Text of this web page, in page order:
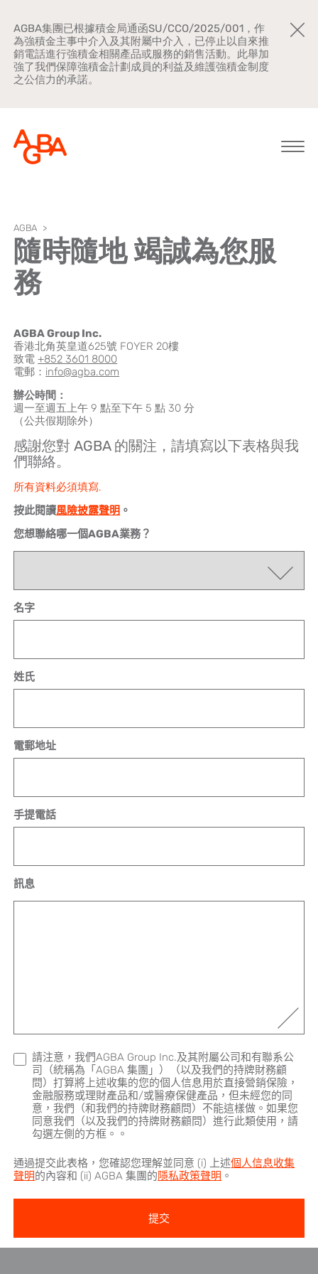
AGBA集團已根據積金局通函SU/CCO/2025/001，作
為強積金主事中介入及其附屬中介入，已停止以自來推
銷電話進行強積金相關產品或服務的銷售活動。此舉加
強了我們保障強積金計劃成員的利益及維護強積金制度
之公信力的承諾。
關於AGBA
新聞中心
品牌宣傳
AGBA >
隨時隨地 竭誠為您服
務
AGBA Group Inc.
香港北角英皇道625號 FOYER 20樓
致電+852 3601 8000
電郵： info@agba.com
辦公時間：
週一至週五上午 9 點至下午 5 點 30 分
（公共假期除外）
感謝您對 AGBA 的關注，請填寫以下表格與我
們聯絡。
所有資料必須填寫.
按此閱讀風險披露聲明 。
您想聯絡哪一個AGBA業務？
名字
姓氏
電郵地址
手提電話
訊息
請注意，我們AGBA Group Inc.及其附屬公司和有聯系公
司（統稱為「AGBA 集團」）（以及我們的持牌財務顧
問）打算將上述收集的您的個人信息用於直接營銷保險，
金融服務或理財產品和/或醫療保健產品，但未經您的同
意，我們（和我們的持牌財務顧問）不能這樣做。如果您
同意我們（以及我們的持牌財務顧問）進行此類使用，請
勾選左側的方框。。
通過提交此表格，您確認您理解並同意 (i) 上述個人信息收集
聲明的內容和 (ii) AGBA 集團的隱私政策聲明 。